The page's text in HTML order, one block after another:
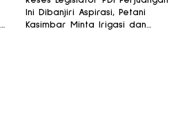
Ini Dibanjiri Aspirasi, Petani
Kasimbar Minta Irigasi dan